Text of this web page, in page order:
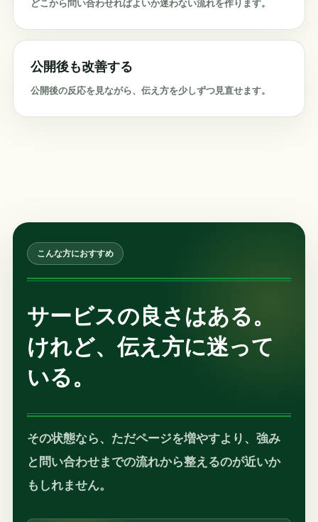
どこから問い合わせればよいか迷わない流れを作ります。
公開後も改善する
公開後の反応を見ながら、伝え方を少しずつ見直せます。
こんな方におすすめ
サービスの良さはある。
けれど、伝え方に迷って
いる。
その状態なら、ただページを増やすより、強み
と問い合わせまでの流れから整えるのが近いか
もしれません。